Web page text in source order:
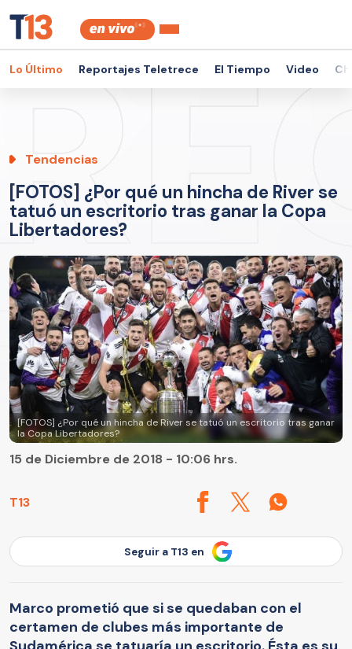
Lo Último Reportajes Teletrece El Tiempo Video
Tendencias
[FOTOS] ¿Por qué un hincha de River se
tatuó un escritorio tras ganar la Copa
Libertadores?
[FOTOS] ¿Por qué un hincha de River se tatuó un escritorio tras ganar
la Copa Libertadores?
T13
15 de Diciembre de 2018 - 10:06 hrs.
Seguir a T13 en
Marco prometió que si se quedaban con el
certamen de clubes más importante de